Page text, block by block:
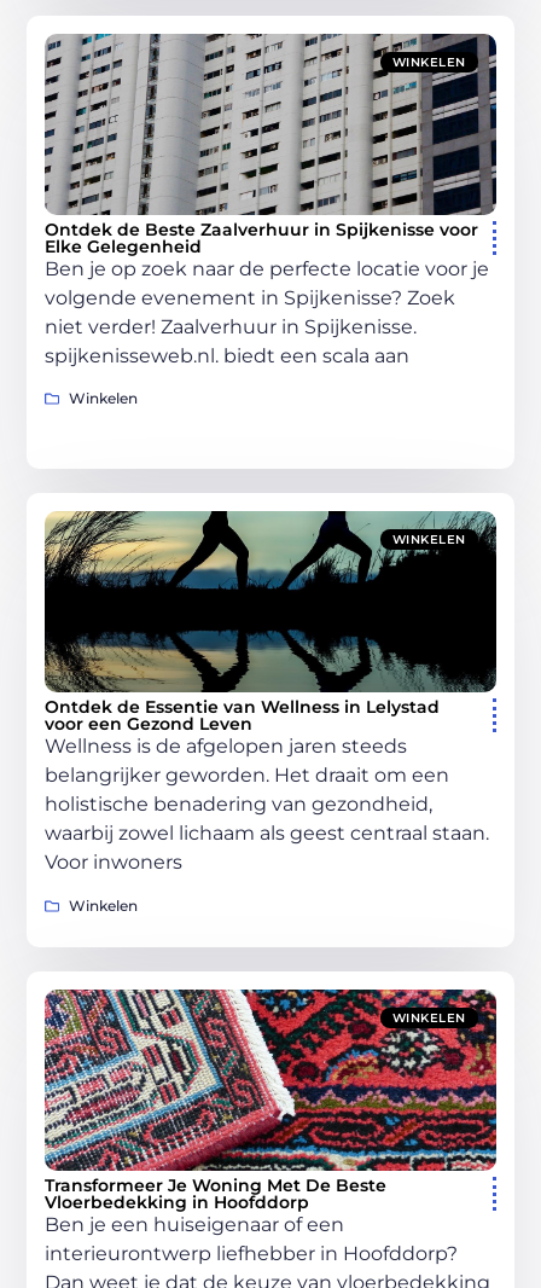
WINKELEN
Ontdek de Beste Zaalverhuur in Spijkenisse voor
Elke Gelegenheid
Ben je op zoek naar de perfecte locatie voor je
volgende evenement in Spijkenisse? Zoek
niet verder! Zaalverhuur in Spijkenisse.
spijkenisseweb.nl. biedt een scala aan
Winkelen
WINKELEN
Ontdek de Essentie van Wellness in Lelystad
voor een Gezond Leven
Wellness is de afgelopen jaren steeds
belangrijker geworden. Het draait om een
holistische benadering van gezondheid,
waarbij zowel lichaam als geest centraal staan.
Voor inwoners
Winkelen
WINKELEN
Transformeer Je Woning Met De Beste
Vloerbedekking in Hoofddorp
Ben je een huiseigenaar of een
interieurontwerp liefhebber in Hoofddorp?
Dan weet je dat de keuze van vloerbedekking